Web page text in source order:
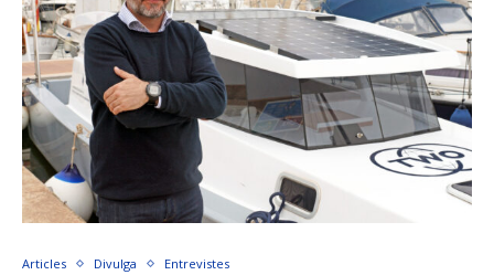
Articles Divulga Entrevistes